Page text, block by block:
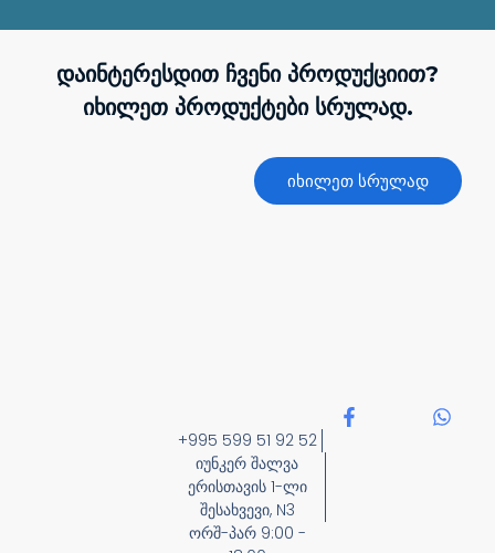
დაინტერესდით ჩვენი პროდუქციით?
იხილეთ პროდუქტები სრულად.
იხილეთ სრულად
+995 599 51 92 52
იუნკერ შალვა
ერისთავის 1-ლი
შესახვევი, N3
ორშ-პარ 9:00 -
F
W